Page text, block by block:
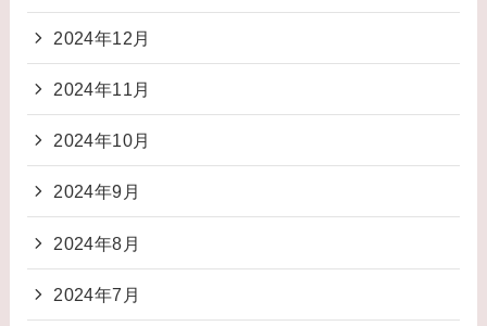
2024年12月
2024年11月
2024年10月
2024年9月
2024年8月
2024年7月